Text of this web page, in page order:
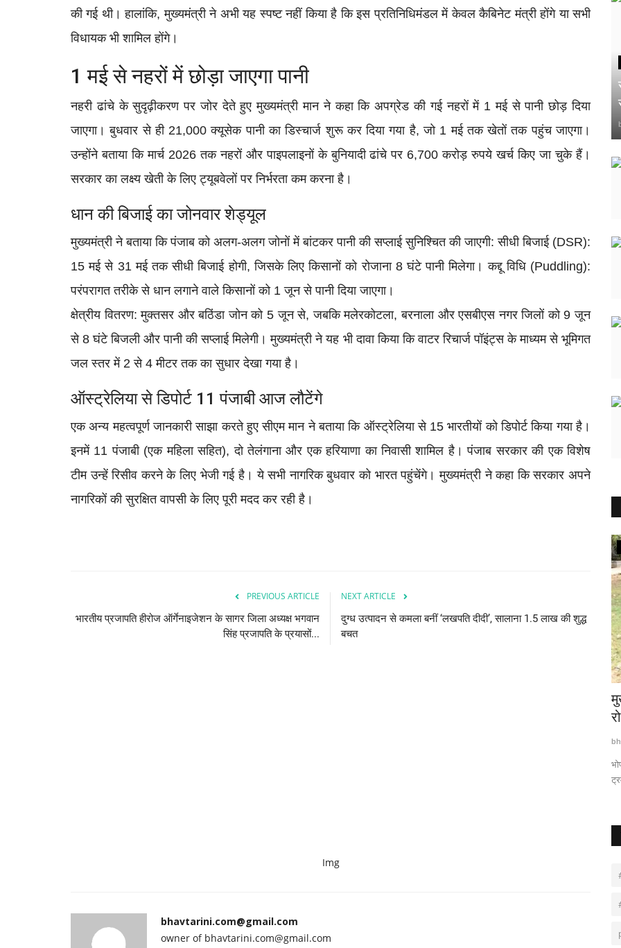
की गई थी। हालांकि, मुख्यमंत्री ने अभी यह स्पष्ट नहीं किया है कि इस प्रतिनिधिमंडल में केवल कैबिनेट मंत्री होंगे या सभी
विधायक भी शामिल होंगे।
1 मई से नहरों में छोड़ा जाएगा पानी
नहरी ढांचे के सुदृढ़ीकरण पर जोर देते हुए मुख्यमंत्री मान ने कहा कि अपग्रेड की गई नहरों में 1 मई से पानी छोड़ दिया
जाएगा। बुधवार से ही 21,000 क्यूसेक पानी का डिस्चार्ज शुरू कर दिया गया है, जो 1 मई तक खेतों तक पहुंच जाएगा।
उन्होंने बताया कि मार्च 2026 तक नहरों और पाइपलाइनों के बुनियादी ढांचे पर 6,700 करोड़ रुपये खर्च किए जा चुके हैं।
सरकार का लक्ष्य खेती के लिए ट्यूबवेलों पर निर्भरता कम करना है।
धान की बिजाई का जोनवार शेड्यूल
मुख्यमंत्री ने बताया कि पंजाब को अलग-अलग जोनों में बांटकर पानी की सप्लाई सुनिश्चित की जाएगी: सीधी बिजाई (DSR):
15 मई से 31 मई तक सीधी बिजाई होगी, जिसके लिए किसानों को रोजाना 8 घंटे पानी मिलेगा। कद्दू विधि (Puddling):
परंपरागत तरीके से धान लगाने वाले किसानों को 1 जून से पानी दिया जाएगा।
क्षेत्रीय वितरण: मुक्तसर और बठिंडा जोन को 5 जून से, जबकि मलेरकोटला, बरनाला और एसबीएस नगर जिलों को 9 जून
से 8 घंटे बिजली और पानी की सप्लाई मिलेगी। मुख्यमंत्री ने यह भी दावा किया कि वाटर रिचार्ज पॉइंट्स के माध्यम से भूमिगत
जल स्तर में 2 से 4 मीटर तक का सुधार देखा गया है।
ऑस्ट्रेलिया से डिपोर्ट 11 पंजाबी आज लौटेंगे
एक अन्य महत्वपूर्ण जानकारी साझा करते हुए सीएम मान ने बताया कि ऑस्ट्रेलिया से 15 भारतीयों को डिपोर्ट किया गया है।
इनमें 11 पंजाबी (एक महिला सहित), दो तेलंगाना और एक हरियाणा का निवासी शामिल है। पंजाब सरकार की एक विशेष
टीम उन्हें रिसीव करने के लिए भेजी गई है। ये सभी नागरिक बुधवार को भारत पहुंचेंगे। मुख्यमंत्री ने कहा कि सरकार अपने
नागरिकों की सुरक्षित वापसी के लिए पूरी मदद कर रही है।
PREVIOUS ARTICLE
भारतीय प्रजापति हीरोज ऑर्गेनाइजेशन के सागर जिला अध्यक्ष भगवान
सिंह प्रजापति के प्रयासों...
NEXT ARTICLE
दुग्ध उत्पादन से कमला बनीं ‘लखपति दीदी’, सालाना 1.5 लाख की शुद्ध
बचत
Img
bhavtarini.com@gmail.com
owner of bhavtarini.com@gmail.com